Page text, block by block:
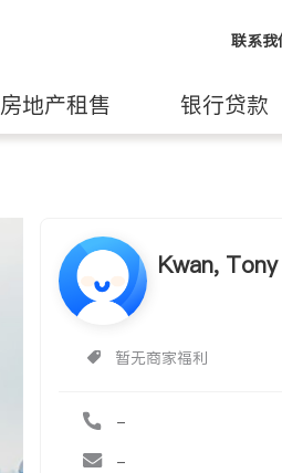
联系我
房地产租售 银行贷款
Kwan,
暂无商家福利
-
-